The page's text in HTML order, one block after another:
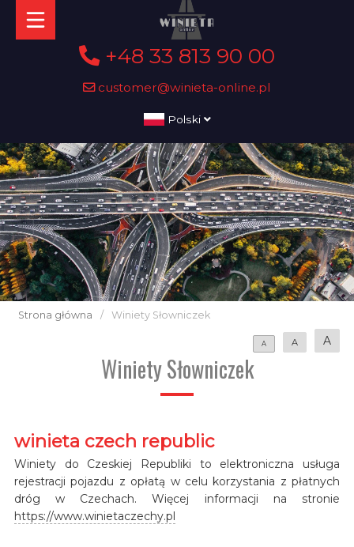
+48 33 813 90 00
customer@winieta-online.pl
Polski
Strona główna / Winiety Słowniczek
A A A
Winiety Słowniczek
winieta czech republic
Winiety do Czeskiej Republiki to elektroniczna usługa
rejestracji pojazdu z opłatą w celu korzystania z płatnych
dróg w Czechach. Więcej informacji na stronie
https://www.winietaczechy.pl